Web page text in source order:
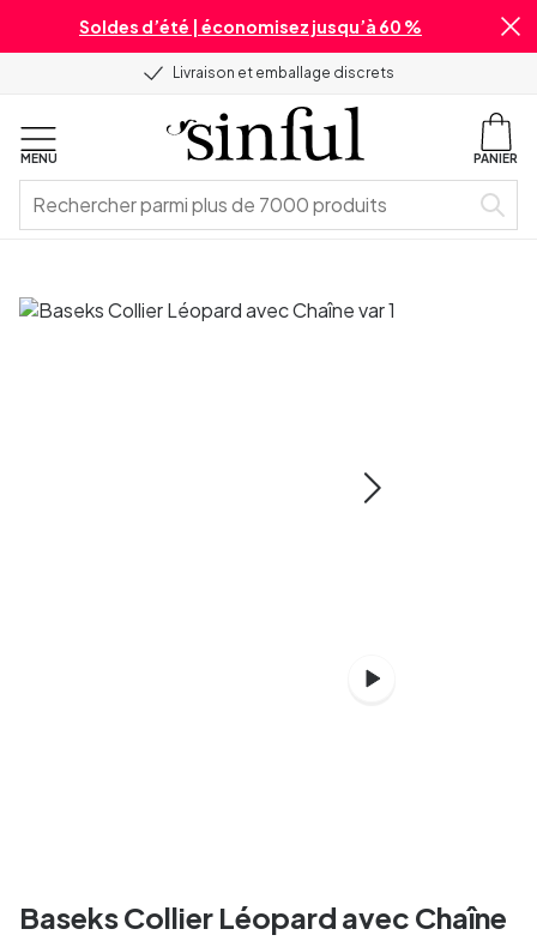
Soldes d’été | économisez jusqu’à 60 %
Livraison et emballage discrets
MENU PANIER
Baseks Collier Léopard avec Chaîne